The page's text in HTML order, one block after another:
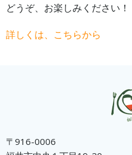
どうぞ、お楽しみください！
詳しくは、こちらから
〒916-0006